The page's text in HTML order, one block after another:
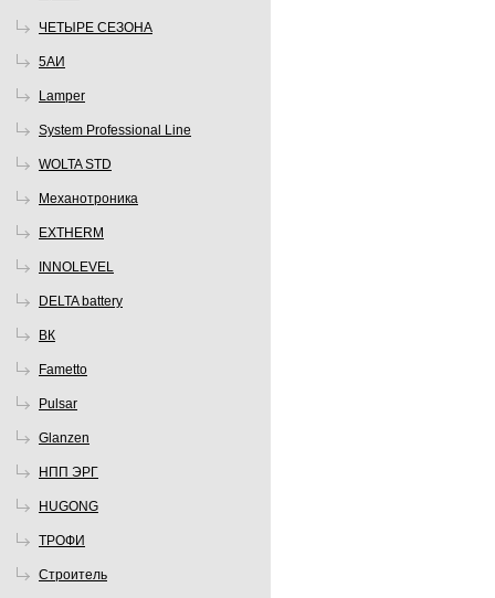
ЧЕТЫРЕ СЕЗОНА
5АИ
Lamper
System Professional Line
WOLTA STD
Механотроника
EXTHERM
INNOLEVEL
DELTA battery
ВК
Fametto
Pulsar
Glanzen
НПП ЭРГ
HUGONG
ТРОФИ
Строитель